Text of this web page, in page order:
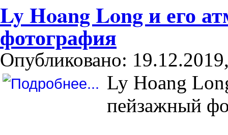
Ly Hoang Long и его
фотография
Опубликовано:
Ly Hoang
пейзажный